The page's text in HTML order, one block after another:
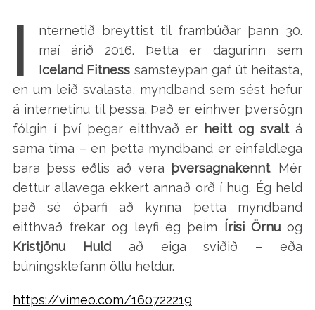
I
nternetið breyttist til frambúðar þann 30.
maí árið 2016. Þetta er dagurinn sem
Iceland Fitness samsteypan gaf út heitasta,
en um leið svalasta, myndband sem sést hefur
á internetinu til þessa. Það er einhver þversögn
fólgin í því þegar eitthvað er heitt og svaltá
sama tíma – en þetta myndband er einfaldlega
bara þess eðlis að vera þversagnakennt. Mér
dettur allavega ekkert annað orð í hug. Ég held
það sé óþarfi að kynna þetta myndband
eitthvað frekar og leyfi ég þeim Írisi Örnuog
Kristjönu Huldað eiga sviðið – eða
búningsklefann öllu heldur.
https://vimeo.com/160722219